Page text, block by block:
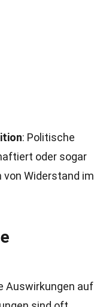
: Politische
oder sogar
von Widerstand im
Auswirkungen auf